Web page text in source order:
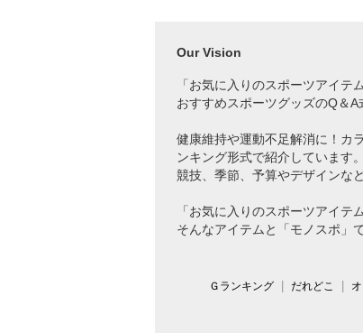
Our Vision
「お気に入りのスポーツアイテ
おすすめスポーツグッズのQ＆A
健康維持や運動不足解消に！カ
ンキング形式で紹介しています。
競技、季節、予算やデザインな
「お気に入りのスポーツアイテ
そんなアイテムと「モノスポ」
Ｇランキング だれどこ